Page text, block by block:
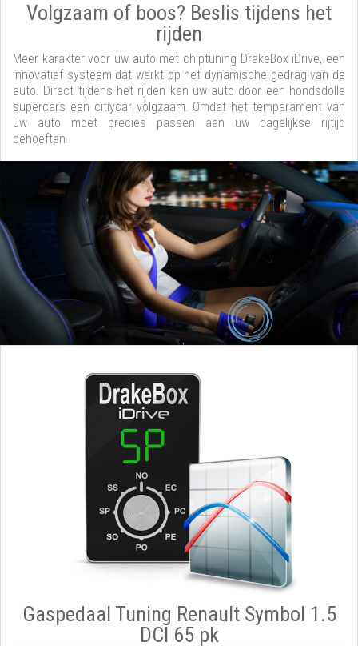
Volgzaam of boos? Beslis tijdens het
rijden
Meer karakter voor uw auto met chiptuning DrakeBox iDrive, een
innovatief systeem dat werkt op het dynamische gedrag van de
auto. Direct tijdens het rijden kan uw auto door een hondsdolle
supercars een citiycar volgzaam. Omdat het temperament van
uw auto moet precies passen aan uw dagelijkse rijtijd
behoeften.
Gaspedaal Tuning Renault Symbol 1.5
DCI 65 pk